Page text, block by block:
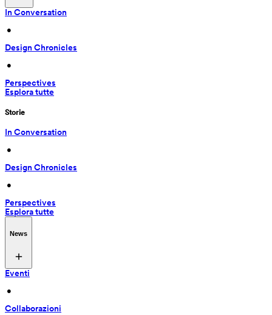
In Conversation
•
Design Chronicles
•
Perspectives
Esplora tutte
Storie
In Conversation
•
Design Chronicles
•
Perspectives
Esplora tutte
News
Eventi
•
Collaborazioni